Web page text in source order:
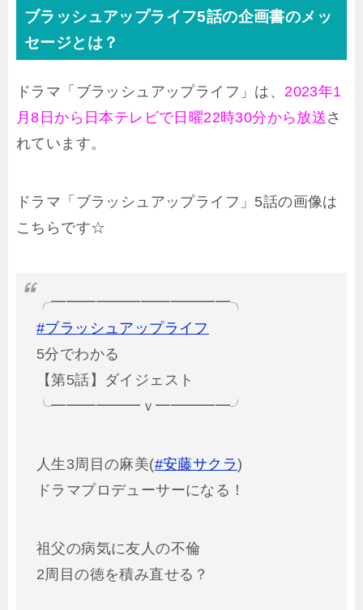
ブラッシュアップライフ5話の企画書のメッ
セージとは？
ドラマ「ブラッシュアップライフ」は、 2023年1
月8日から日本テレビで日曜22時30分から放送さ
れています。
ドラマ「ブラッシュアップライフ」5話の画像は
こちらです☆
╭━━━━━━━━━━━━╮
#ブラッシュアップライフ
5分でわかる
【第5話】ダイジェスト
╰━━━━━━ｖ━━━━━╯
人生3周目の麻美(#安藤サクラ)
ドラマプロデューサーになる！
祖父の病気に友人の不倫
2周目の徳を積み直せる？